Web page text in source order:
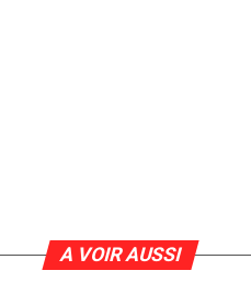
A VOIR AUSSI